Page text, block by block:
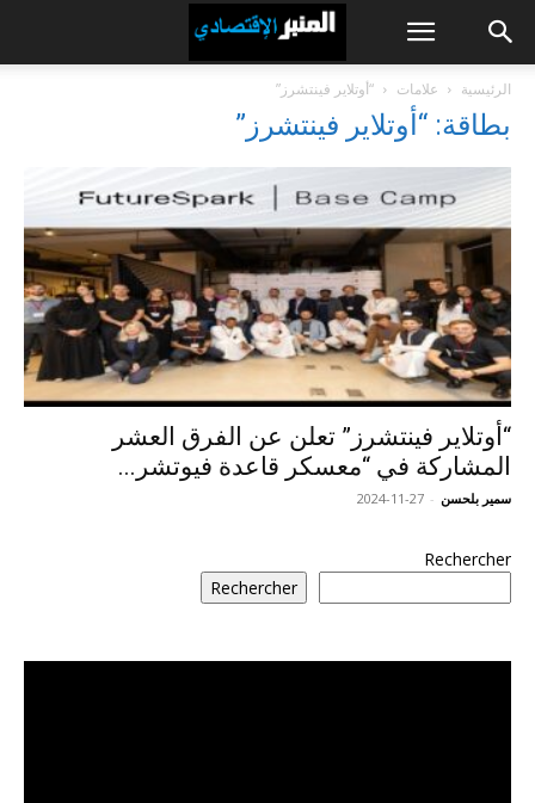
الرئيسية علامات “أوتلاير فينتشرز”
بطاقة: “أوتلاير فينتشرز”
“أوتلاير فينتشرز” تعلن عن الفرق العشر
المشاركة في “معسكر قاعدة فيوتشر...
سمير بلحسن -
2024-11-27
Rechercher
Rechercher